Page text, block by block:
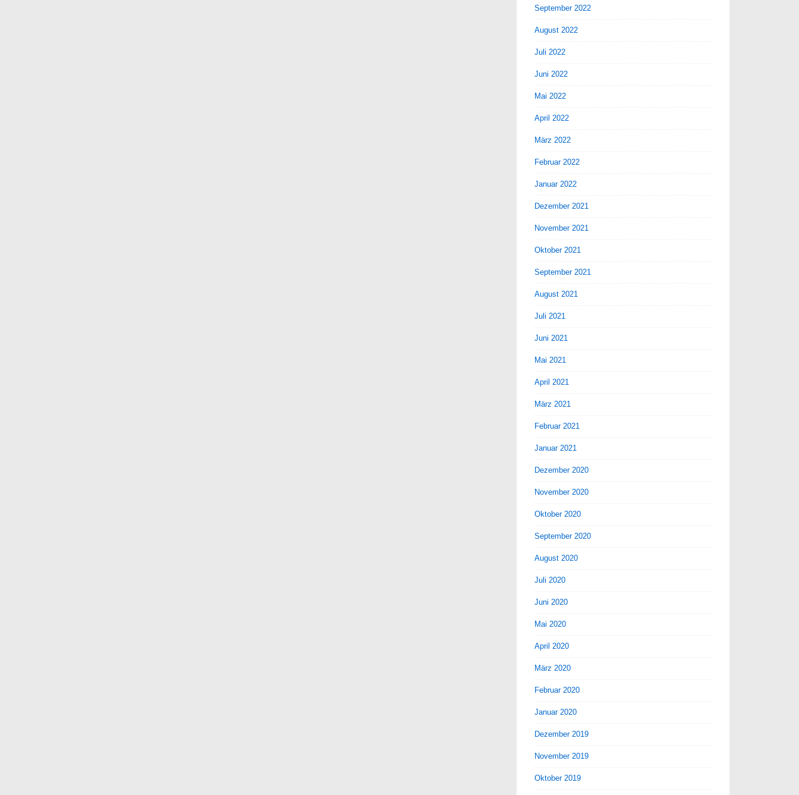
September 2022
August 2022
Juli 2022
Juni 2022
Mai 2022
April 2022
März 2022
Februar 2022
Januar 2022
Dezember 2021
November 2021
Oktober 2021
September 2021
August 2021
Juli 2021
Juni 2021
Mai 2021
April 2021
März 2021
Februar 2021
Januar 2021
Dezember 2020
November 2020
Oktober 2020
September 2020
August 2020
Juli 2020
Juni 2020
Mai 2020
April 2020
März 2020
Februar 2020
Januar 2020
Dezember 2019
November 2019
Oktober 2019